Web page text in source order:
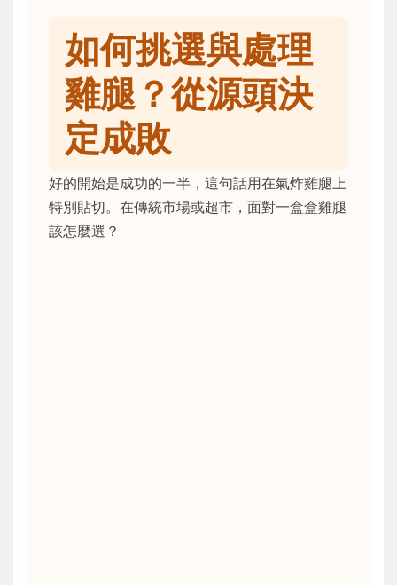
如何挑選與處理
雞腿？從源頭決
定成敗
好的開始是成功的一半，這句話用在氣炸雞腿上
特別貼切。在傳統市場或超市，面對一盒盒雞腿
該怎麼選？